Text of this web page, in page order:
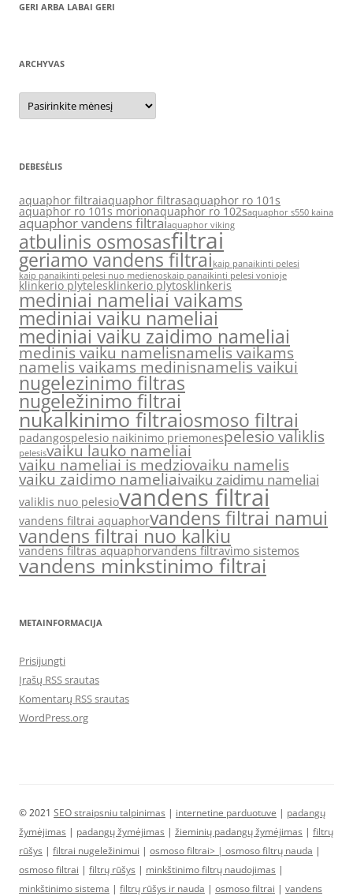
GERI ARBA LABAI GERI
ARCHYVAS
Archyvas
DEBESĖLIS
aquaphor filtraiaquaphor filtrasaquaphor ro 101s
aquaphor ro 101s morionaquaphor ro 102saquaphor s550 kaina
aquaphor vandens filtraiaquaphor viking
atbulinis osmosasfiltrai
geriamo vandens filtraikaip panaikinti pelesi
kaip panaikinti pelesi nuo medienoskaip panaikinti pelesi vonioje
klinkerio plytelesklinkerio plytosklinkeris
mediniai nameliai vaikams
mediniai vaiku nameliai
mediniai vaiku zaidimo nameliai
medinis vaiku namelisnamelis vaikams
namelis vaikams medinisnamelis vaikui
nugelezinimo filtras
nugeležinimo filtrai
nukalkinimo filtraiosmoso filtrai
padangospelesio naikinimo priemonespelesio valiklis
pelesisvaiku lauko nameliai
vaiku nameliai is medziovaiku namelis
vaiku zaidimo nameliaivaiku zaidimu nameliai
valiklis nuo pelesiovandens filtrai
vandens filtrai aquaphorvandens filtrai namui
vandens filtrai nuo kalkiu
vandens filtras aquaphorvandens filtravimo sistemos
vandens minkstinimo filtrai
METAINFORMACIJA
Prisijungti
Įrašų RSS srautas
Komentarų RSS srautas
WordPress.org
© 2021 SEO straipsniu talpinimas | internetine parduotuve | padangų
žymėjimas | padangų žymėjimas | žieminių padangų žymėjimas | filtrų
rūšys | filtrai nugeležinimui | osmoso filtrai> | osmoso filtrų nauda |
osmoso filtrai | filtrų rūšys | minkštinimo filtrų naudojimas |
minkštinimo sistema | filtrų rūšys ir nauda | osmoso filtrai | vandens